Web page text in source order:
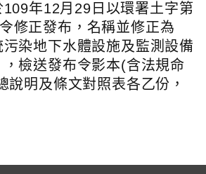
年12月29日以環署土字第
修正發布，名稱並修正為
污染地下水體設施及監測設備
檢送發布令影本(含法規命
說明及條文對照表各乙份，